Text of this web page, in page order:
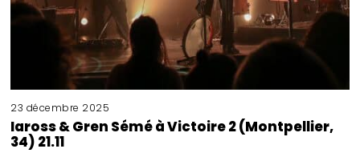
23 décembre 2025
Iaross & Gren Sémé à Victoire 2 (Montpellier,
34) 21.11